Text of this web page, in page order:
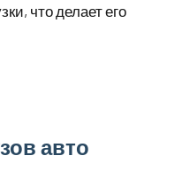
что делает его
авто